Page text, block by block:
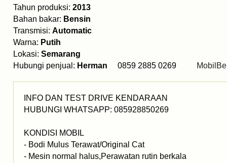
Tahun produksi: 2013
Bahan bakar: Bensin
Transmisi: Automatic
Warna: Putih
Lokasi: Semarang
Hubungi penjual: Herman 0859 2885 0269
INFO DAN TEST DRIVE KENDARAAN
HUBUNGI WHATSAPP: 085928850269
KONDISI MOBIL
- Bodi Mulus Terawat/Original Cat
- Mesin normal halus,Perawatan rutin berkala